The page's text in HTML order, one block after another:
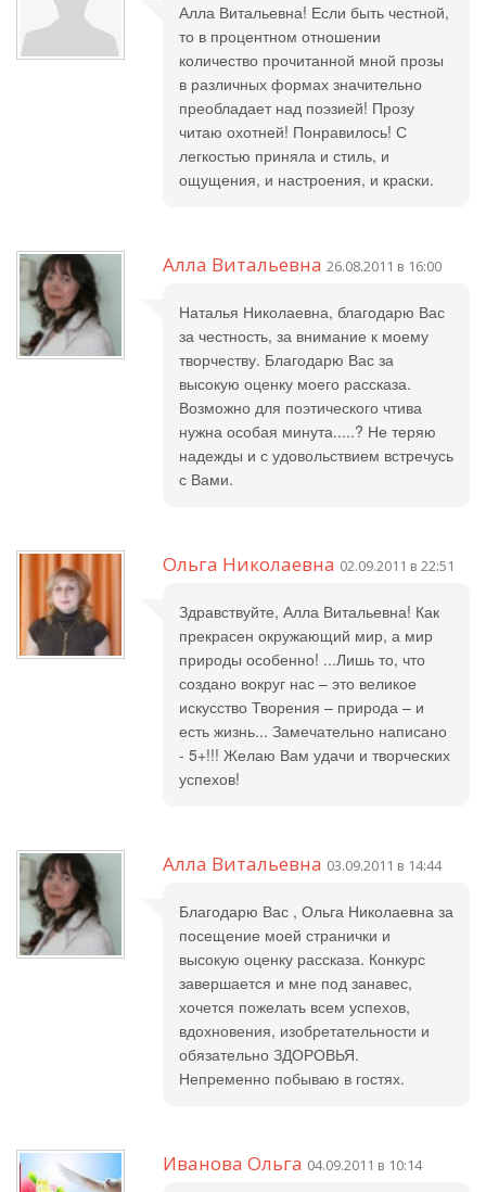
Алла Витальевна! Если быть честной,
то в процентном отношении
количество прочитанной мной прозы
в различных формах значительно
преобладает над поэзией! Прозу
читаю охотней! Понравилось! С
легкостью приняла и стиль, и
ощущения, и настроения, и краски.
Алла Витальевна 26.08.2011 в 16:00
Наталья Николаевна, благодарю Вас
за честность, за внимание к моему
творчеству. Благодарю Вас за
высокую оценку моего рассказа.
Возможно для поэтического чтива
нужна особая минута.....? Не теряю
надежды и с удовольствием встречусь
с Вами.
Ольга Николаевна 02.09.2011 в 22:51
Здравствуйте, Алла Витальевна! Как
прекрасен окружающий мир, а мир
природы особенно! ...Лишь то, что
создано вокруг нас – это великое
искусство Творения – природа – и
есть жизнь... Замечательно написано
- 5+!!! Желаю Вам удачи и творческих
успехов!
Алла Витальевна 03.09.2011 в 14:44
Благодарю Вас , Ольга Николаевна за
посещение моей странички и
высокую оценку рассказа. Конкурс
завершается и мне под занавес,
хочется пожелать всем успехов,
вдохновения, изобретательности и
обязательно ЗДОРОВЬЯ.
Непременно побываю в гостях.
Иванова Ольга 04.09.2011 в 10:14